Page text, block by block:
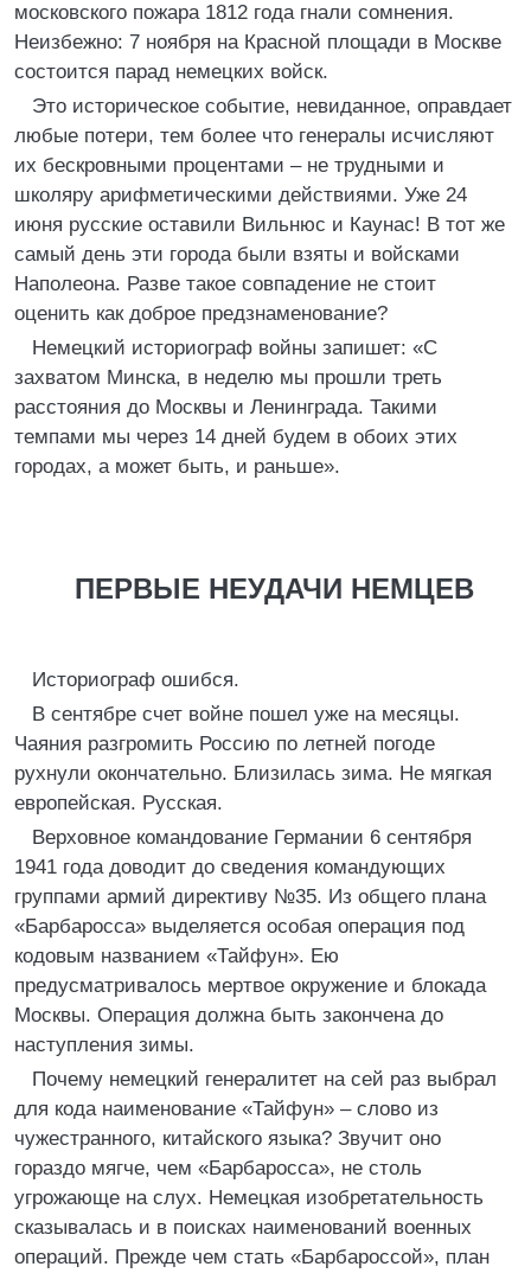
московского пожара 1812 года гнали сомнения.
Неизбежно: 7 ноября на Красной площади в Москве
состоится парад немецких войск.
Это историческое событие, невиданное, оправдает
любые потери, тем более что генералы исчисляют
их бескровными процентами – не трудными и
школяру арифметическими действиями. Уже 24
июня русские оставили Вильнюс и Каунас! В тот же
самый день эти города были взяты и войсками
Наполеона. Разве такое совпадение не стоит
оценить как доброе предзнаменование?
Немецкий историограф войны запишет: «С
захватом Минска, в неделю мы прошли треть
расстояния до Москвы и Ленинграда. Такими
темпами мы через 14 дней будем в обоих этих
городах, а может быть, и раньше».
ПЕРВЫЕ НЕУДАЧИ НЕМЦЕВ
Историограф ошибся.
В сентябре счет войне пошел уже на месяцы.
Чаяния разгромить Россию по летней погоде
рухнули окончательно. Близилась зима. Не мягкая
европейская. Русская.
Верховное командование Германии 6 сентября
1941 года доводит до сведения командующих
группами армий директиву №35. Из общего плана
«Барбаросса» выделяется особая операция под
кодовым названием «Тайфун». Ею
предусматривалось мертвое окружение и блокада
Москвы. Операция должна быть закончена до
наступления зимы.
Почему немецкий генералитет на сей раз выбрал
для кода наименование «Тайфун» – слово из
чужестранного, китайского языка? Звучит оно
гораздо мягче, чем «Барбаросса», не столь
угрожающе на слух. Немецкая изобретательность
сказывалась и в поисках наименований военных
операций. Прежде чем стать «Барбароссой», план